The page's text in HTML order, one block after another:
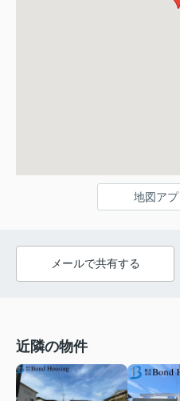
地図ア
メールで共有する
近隣の物件